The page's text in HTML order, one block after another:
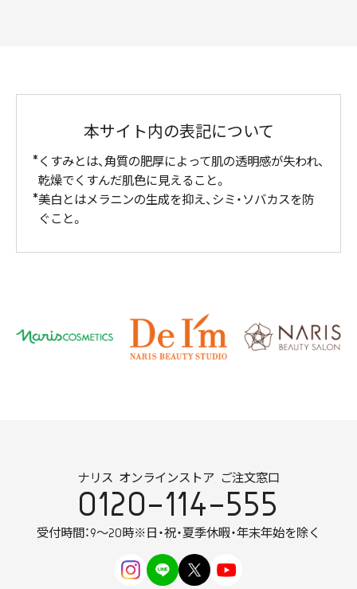
本サイト内の表記について
くすみとは、角質の肥厚によって肌の透明感が失われ、
乾燥でくすんだ肌色に見えること。
美白とはメラニンの生成を抑え、シミ・ソバカスを防
ぐこと。
ナリス オンラインストア ご注文窓口
0120-114-555
受付時間：9～20時※日・祝・夏季休暇・年末年始を除く